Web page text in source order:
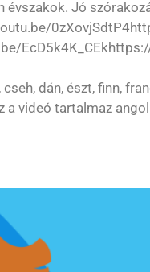
évszakok. Jó
dán, észt, finn,
a videó tartalmaz